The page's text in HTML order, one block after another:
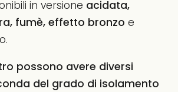
in versione acidata,
fumè, effetto bronzo e
possono avere diversi
del grado di isolamento